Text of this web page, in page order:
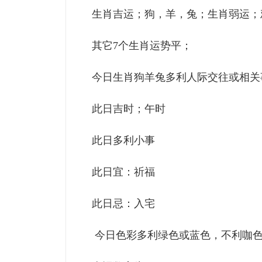
生肖吉运；狗，羊，兔；生肖弱运
其它7个生肖运势平；
今日生肖狗羊兔多利人际交往或相
此日吉时；午时
此日多利小事
此日宜：祈福
此日忌：入宅
今日色彩多利绿色或蓝色，不利咖